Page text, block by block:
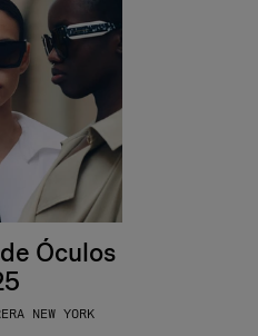
Óculos
NEW YORK